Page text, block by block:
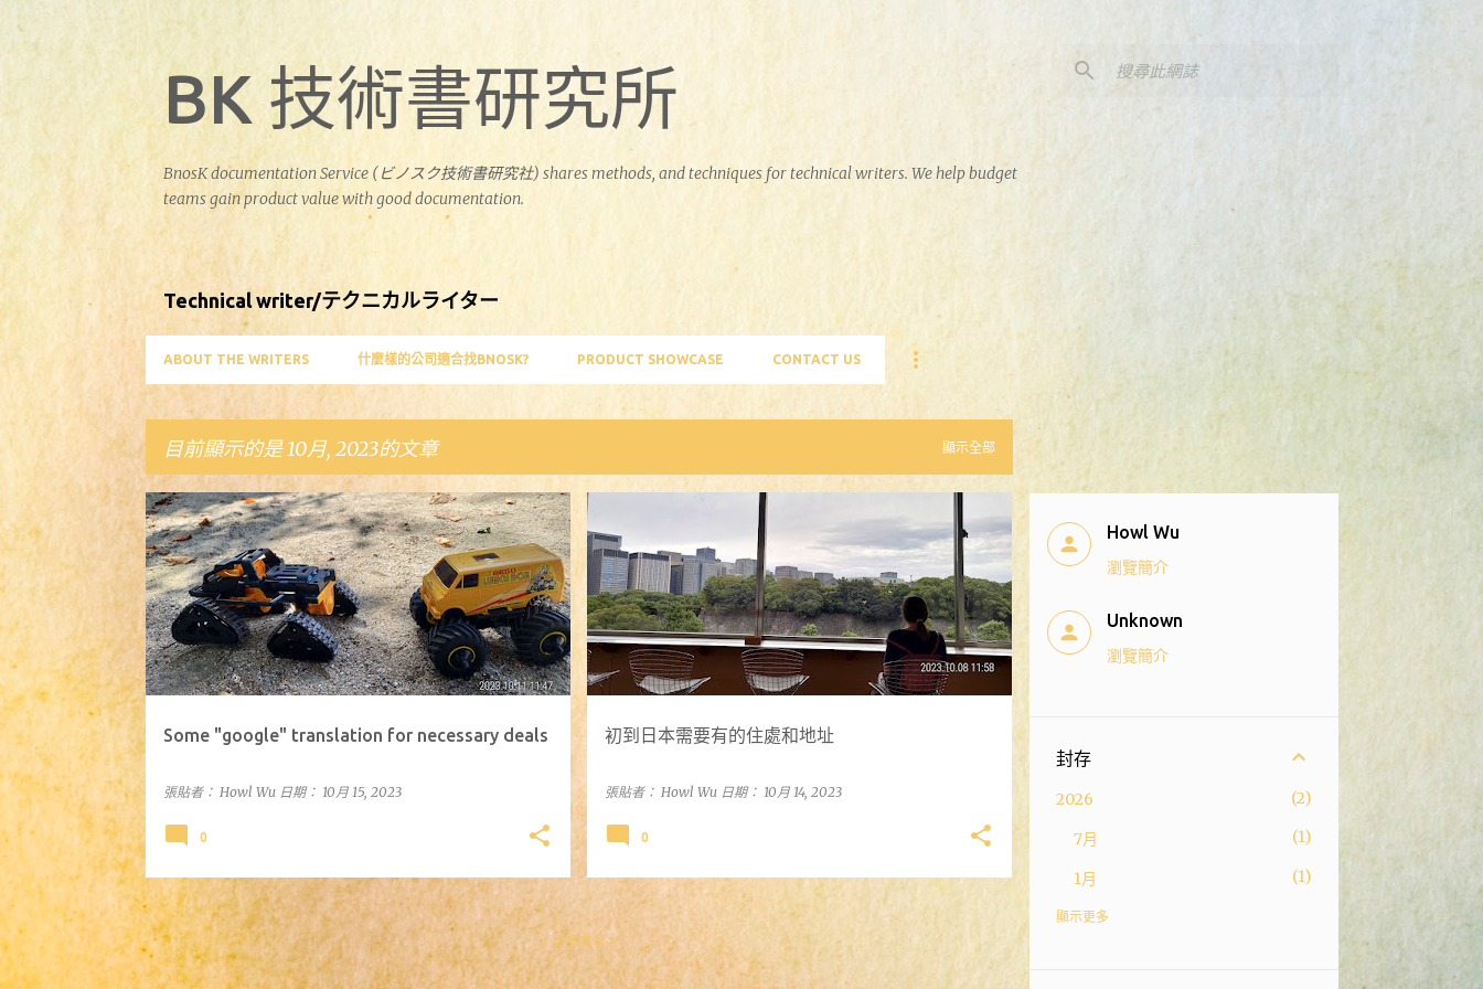
BK 技術書研究所
BnosK documentation Service (ビノスク技術書研究社) shares methods, and techniques for technical writers. We help budget
teams gain product value with good documentation.
Technical writer/テクニカルライター
ABOUT THE WRITERS 什麼樣的公司適合找BNOSK? PRODUCT SHOWCASE CONTACT US
目前顯示的是 10月, 2023的文章 顯示全部
發
表
文
章
Some "google" translation for necessary deals
張貼者： Howl Wu 日期： 10月 15, 2023
0
初到日本需要有的住處和地址
張貼者： Howl Wu 日期： 10月 14, 2023
0
更多文章
Howl Wu
瀏覽簡介
Unknown
瀏覽簡介
封存
2026 2
7月 1
1月 1
2025
顯示更多